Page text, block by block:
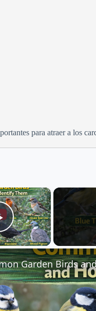
para atraer a los
×
Video
Garden Birds